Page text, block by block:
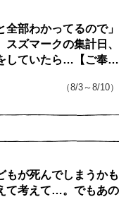
全部わかってるので」
ズマークの集計日、
していたら…【ご奉仕
（8/3～8/10）
もが死んでしまうかも
て考えて…。でもあの